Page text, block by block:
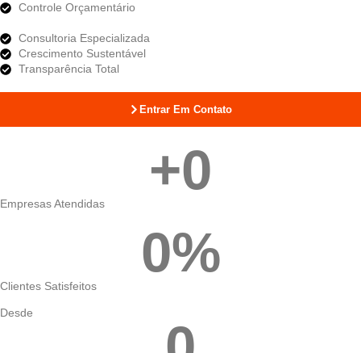
Controle Orçamentário
Consultoria Especializada
Crescimento Sustentável
Transparência Total
Entrar Em Contato
+0
Empresas Atendidas
0%
Clientes Satisfeitos
Desde